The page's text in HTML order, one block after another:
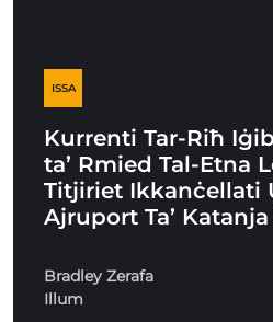
ISSA
Kurrenti Tar-Riħ
ta’ Rmied Tal-Etna
Titjiriet Ikkanċellati
Ajruport Ta’
Bradley Zerafa
Illum